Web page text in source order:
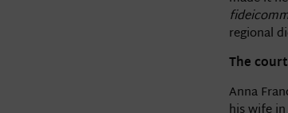
regional
The
Anna